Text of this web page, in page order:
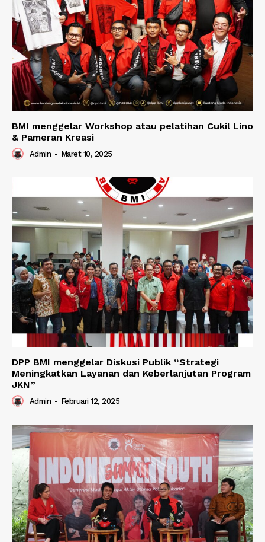
BMI menggelar Workshop atau pelatihan Cukil Lino
& Pameran Kreasi
Admin - Maret 10, 2025
DPP BMI menggelar Diskusi Publik “Strategi
Meningkatkan Layanan dan Keberlanjutan Program
JKN”
Admin - Februari 12, 2025